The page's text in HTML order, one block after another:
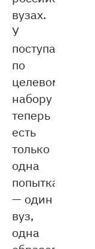
вузах.
У
поступающих
по
целевому
набору
теперь
есть
только
одна
попытка
— один
вуз,
одна